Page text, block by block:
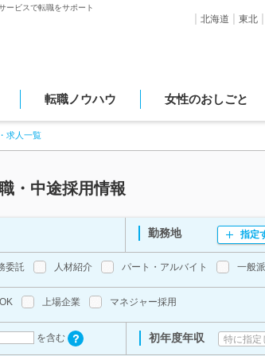
ービスで転職をサポート
北海道 東北
転職ノウハウ 女性のおしごと
求人一覧
・中途採用情報
勤務地 指定
委託 人材紹介 パート・アルバイト 一般
上場企業 マネジャー採用
を含む 初年度年収 特に指定